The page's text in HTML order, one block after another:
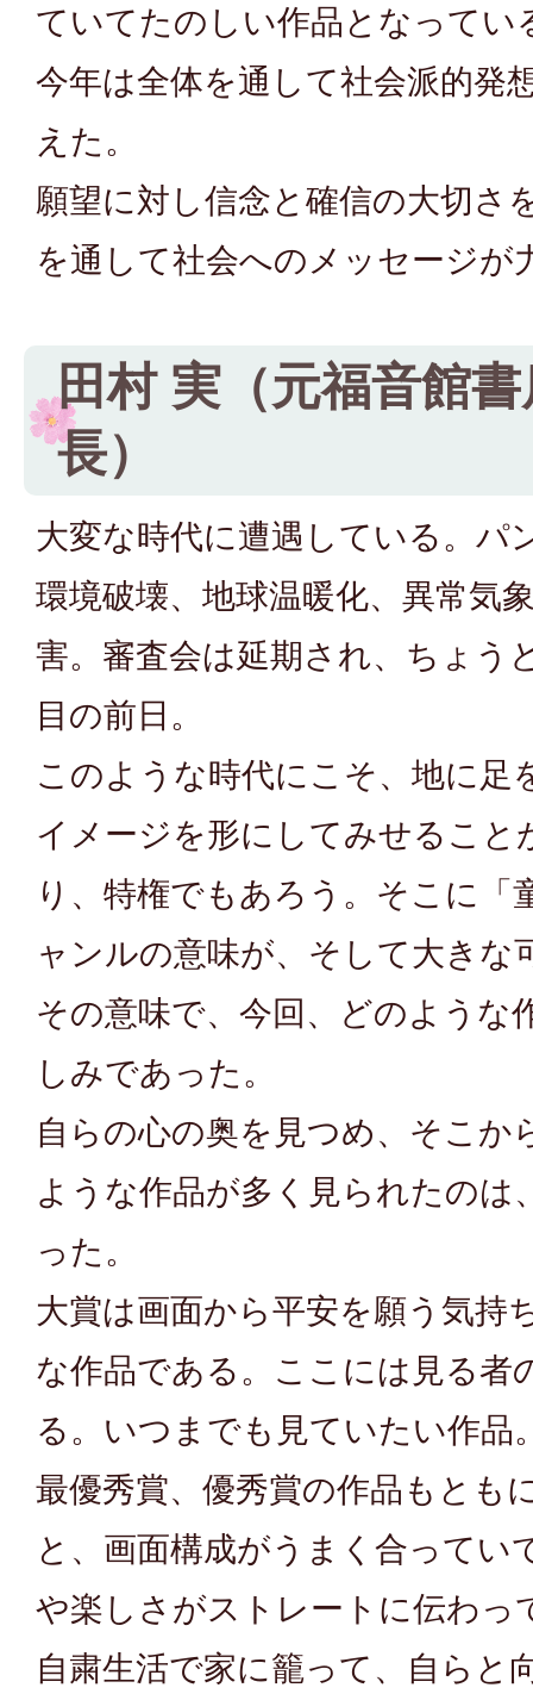
ていてたのしい作品となってい
今年は全体を通して社会派的発
えた。
願望に対し信念と確信の大切さ
を通して社会へのメッセージが
田村 実（元福音館
長）
大変な時代に遭遇している。パ
環境破壊、地球温暖化、異常気
害。審査会は延期され、ちょう
目の前日。
このような時代にこそ、地に足
イメージを形にしてみせること
り、特権でもあろう。そこに「
ャンルの意味が、そして大きな
その意味で、今回、どのような
しみであった。
自らの心の奥を見つめ、そこか
ような作品が多く見られたのは
った。
大賞は画面から平安を願う気持
な作品である。ここには見る者
る。いつまでも見ていたい作品
最優秀賞、優秀賞の作品もとも
と、画面構成がうまく合ってい
や楽しさがストレートに伝わっ
自粛生活で家に籠って、自らと